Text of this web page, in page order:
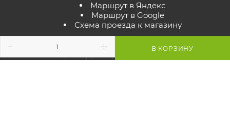
В КОРЗИНУ
Маршрут в Яндекс
Маршрут в Google
Схема проезда к магазину